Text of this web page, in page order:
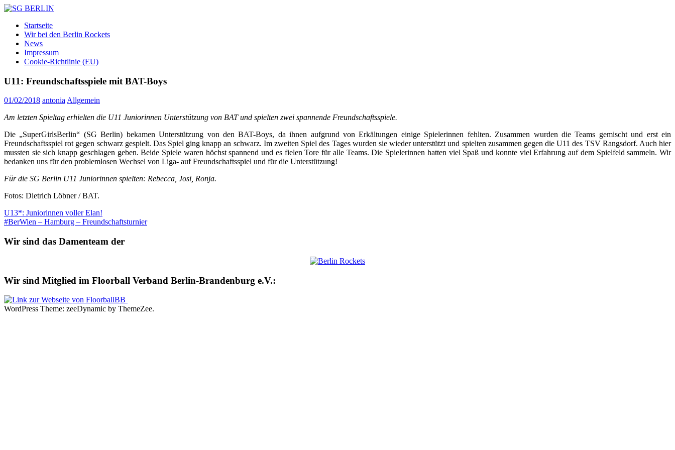
Zum
springen
BERLIN
DAMEN
FLOORBALL
TEAM
Startseite
Wir bei den Berlin Rockets
News
Impressum
Cookie-Richtlinie (EU)
U11: Freundschaftsspiele mit BAT-Boys
01/02/2018 antoniaAllgemein
Am letzten Spieltag erhielten die U11 Juniorinnen Unterstützung von BAT und spielten zwei spannende Freundschaftsspiele.
Die „SuperGirlsBerlin“ (SG Berlin) bekamen Unterstützung von den BAT-Boys, da ihnen aufgrund von Erkältungen einige Spielerinnen fehlten. Zusammen wurden die Teams gemischt und erst ein
Freundschaftsspiel rot gegen schwarz gespielt. Das Spiel ging knapp an schwarz. Im zweiten Spiel des Tages wurden sie wieder unterstützt und spielten zusammen gegen die U11 des TSV Rangsdorf. Auch hier
mussten sie sich knapp geschlagen geben. Beide Spiele waren höchst spannend und es fielen Tore für alle Teams. Die Spielerinnen hatten viel Spaß und konnte viel Erfahrung auf dem Spielfeld sammeln. Wir
bedanken uns für den problemlosen Wechsel von Liga- auf Freundschaftsspiel und für die Unterstützung!
Für die SG Berlin U11 Juniorinnen spielten: Rebecca, Josi, Ronja.
Fotos: Dietrich Löbner / BAT.
Beitragsnavigation
Vorheriger
Beitrag:
U13*: Juniorinnen voller Elan!
Nächster
#BerWien – Hamburg – Freundschaftsturnier
Wir sind das Damenteam der
Wir sind Mitglied im Floorball Verband Berlin-Brandenburg e.V.:
WordPress Theme: zeeDynamic by ThemeZee.